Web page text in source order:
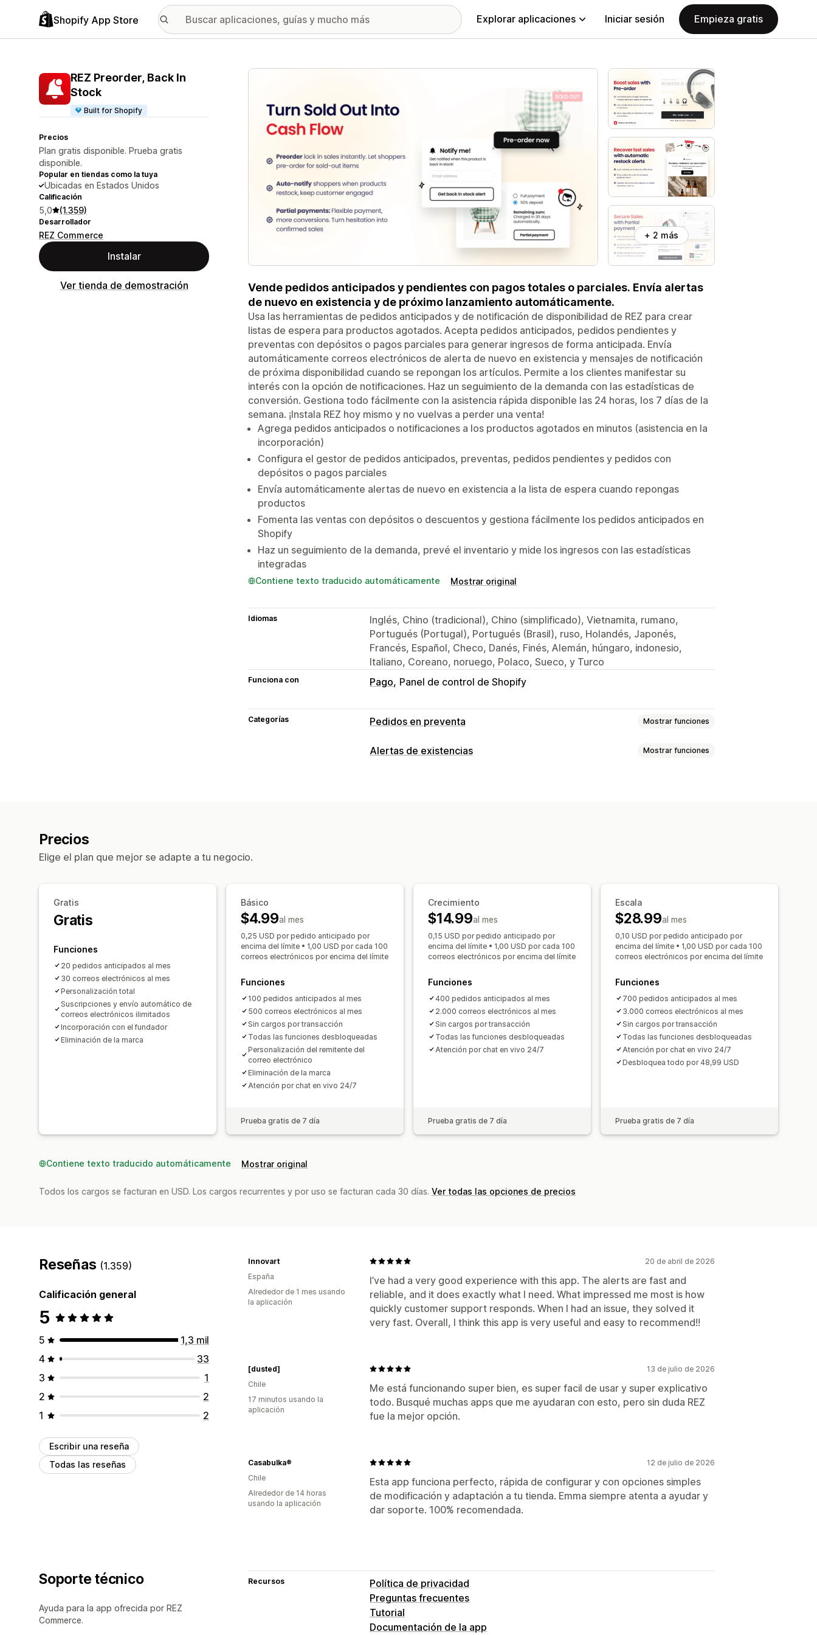
Shopify App Store Explorar aplicaciones Iniciar sesión Empieza gratis
REZ Preorder, Back In
Stock
Built for Shopify
Precios
Plan gratis disponible. Prueba gratis
disponible.
Popular en tiendas como la tuya
Ubicadas en Estados Unidos
Calificación
5,0 (1.359)
Desarrollador
REZ Commerce
Instalar
Ver tienda de demostración
Galería de imágenes destacadas
+ 2 más
Vende pedidos anticipados y pendientes con pagos totales o parciales. Envía alertas
de nuevo en existencia y de próximo lanzamiento automáticamente.
Usa las herramientas de pedidos anticipados y de notificación de disponibilidad de REZ para crear
listas de espera para productos agotados. Acepta pedidos anticipados, pedidos pendientes y
preventas con depósitos o pagos parciales para generar ingresos de forma anticipada. Envía
automáticamente correos electrónicos de alerta de nuevo en existencia y mensajes de notificación
de próxima disponibilidad cuando se repongan los artículos. Permite a los clientes manifestar su
interés con la opción de notificaciones. Haz un seguimiento de la demanda con las estadísticas de
conversión. Gestiona todo fácilmente con la asistencia rápida disponible las 24 horas, los 7 días de la
semana. ¡Instala REZ hoy mismo y no vuelvas a perder una venta!
Agrega pedidos anticipados o notificaciones a los productos agotados en minutos (asistencia en la
incorporación)
Configura el gestor de pedidos anticipados, preventas, pedidos pendientes y pedidos con
depósitos o pagos parciales
Envía automáticamente alertas de nuevo en existencia a la lista de espera cuando repongas
productos
Fomenta las ventas con depósitos o descuentos y gestiona fácilmente los pedidos anticipados en
Shopify
Haz un seguimiento de la demanda, prevé el inventario y mide los ingresos con las estadísticas
integradas
Contiene texto traducido automáticamente Mostrar original
Idiomas
Inglés, Chino (tradicional), Chino (simplificado), Vietnamita, rumano,
Portugués (Portugal), Portugués (Brasil), ruso, Holandés, Japonés,
Francés, Español, Checo, Danés, Finés, Alemán, húngaro, indonesio,
Italiano, Coreano, noruego, Polaco, Sueco, y Turco
Funciona con Pago Panel de control de Shopify
Categorías Pedidos en preventa Mostrar funciones
Tipo de pedido
Pagos parciales
Pagos diferidos
Calendario de pagos Recordatorios de pago Descuentos Carrito mixto
Envío dividido
Alertas de existencias Mostrar funciones
Ventanas emergentes
Informes y estadísticas
Demanda del cliente
Informes de rendimiento
Previsión de ventas
Seguimiento de inventario
Precios
Elige el plan que mejor se adapte a tu negocio.
Gratis
Gratis
Funciones
20 pedidos anticipados al mes
30 correos electrónicos al mes
Personalización total
Suscripciones y envío automático de
correos electrónicos ilimitados
Incorporación con el fundador
Eliminación de la marca
Básico
$4.99al mes
0,25 USD por pedido anticipado por
encima del límite • 1,00 USD por cada 100
correos electrónicos por encima del límite
Funciones
100 pedidos anticipados al mes
500 correos electrónicos al mes
Sin cargos por transacción
Todas las funciones desbloqueadas
Personalización del remitente del
correo electrónico
Eliminación de la marca
Atención por chat en vivo 24/7
Prueba gratis de 7 día
Crecimiento
$14.99al mes
0,15 USD por pedido anticipado por
encima del límite • 1,00 USD por cada 100
correos electrónicos por encima del límite
Funciones
400 pedidos anticipados al mes
2.000 correos electrónicos al mes
Sin cargos por transacción
Todas las funciones desbloqueadas
Atención por chat en vivo 24/7
Prueba gratis de 7 día
Escala
$28.99al mes
0,10 USD por pedido anticipado por
encima del límite • 1,00 USD por cada 100
correos electrónicos por encima del límite
Funciones
700 pedidos anticipados al mes
3.000 correos electrónicos al mes
Sin cargos por transacción
Todas las funciones desbloqueadas
Atención por chat en vivo 24/7
Desbloquea todo por 48,99 USD
Prueba gratis de 7 día
Contiene texto traducido automáticamente Mostrar original
Todos los cargos se facturan en USD. Los cargos recurrentes y por uso se facturan cada 30 días. Ver todas las opciones de precios
Reseñas (1.359)
Calificación general
5
5
1,3 mil
4
33
3
1
2
2
1
2
Escribir una reseña
Todas las reseñas
20 de abril de 2026
I’ve had a very good experience with this app. The alerts are fast and
reliable, and it does exactly what I need. What impressed me most is how
quickly customer support responds. When I had an issue, they solved it
very fast. Overall, I think this app is very useful and easy to recommend!!
Innovart
España
Alrededor de 1 mes usando
la aplicación
13 de julio de 2026
Me está funcionando super bien, es super facil de usar y super explicativo
todo. Busqué muchas apps que me ayudaran con esto, pero sin duda REZ
fue la mejor opción.
[dusted]
Chile
17 minutos usando la
aplicación
12 de julio de 2026
Esta app funciona perfecto, rápida de configurar y con opciones simples
de modificación y adaptación a tu tienda. Emma siempre atenta a ayudar y
dar soporte. 100% recomendada.
Casabulka®
Chile
Alrededor de 14 horas
usando la aplicación
Soporte técnico
Ayuda para la app ofrecida por REZ
Commerce.
Recursos
Política de privacidad
Preguntas frecuentes
Tutorial
Documentación de la app